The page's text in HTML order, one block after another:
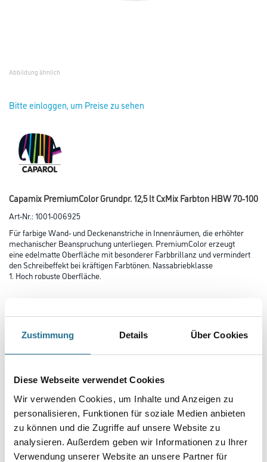
Zustimmung Details Über Cookies
Diese Webseite verwendet Cookies
Wir verwenden Cookies, um Inhalte und Anzeigen zu
personalisieren, Funktionen für soziale Medien anbieten
zu können und die Zugriffe auf unsere Website zu
analysieren. Außerdem geben wir Informationen zu Ihrer
Verwendung unserer Website an unsere Partner für
Abbildung ähnlich
Bitte einloggen, um Preise zu sehen
Capamix PremiumColor Grundpr. 12,5 lt CxMix Farbton HBW 70-100
Art-Nr.:1001-006925
Für farbige Wand- und Deckenanstriche in Innenräumen, die erhöhter
mechanischer Beanspruchung unterliegen. PremiumColor erzeugt
eine edelmatte Oberfläche mit besonderer Farbbrillanz und vermindert
den Schreibeffekt bei kräftigen Farbtönen. Nassabriebklasse
1. Hoch robuste Oberfläche.
Gebinde